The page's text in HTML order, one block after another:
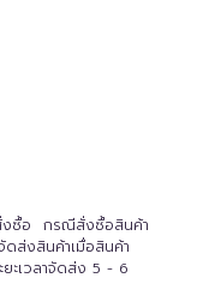
งซื้อ กรณีสั่งซื้อสินค้า
ส่งสินค้าเมื่อสินค้า
ะเวลาจัดส่ง 5 - 6